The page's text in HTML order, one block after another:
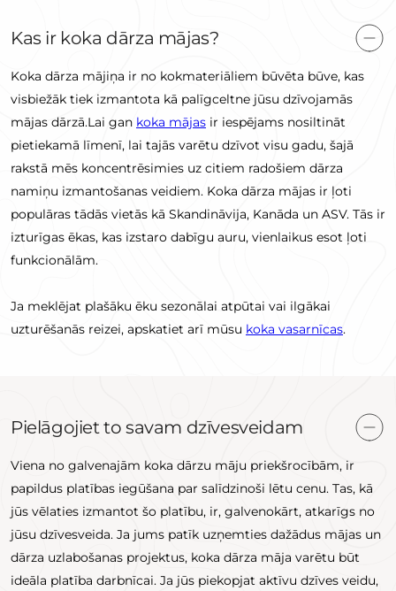
Kas ir koka dārza mājas?
Koka dārza mājiņa ir no kokmateriāliem būvēta būve, kas
visbiežāk tiek izmantota kā palīgceltne jūsu dzīvojamās
mājas dārzā.Lai gan koka mājas ir iespējams nosiltināt
pietiekamā līmenī, lai tajās varētu dzīvot visu gadu, šajā
rakstā mēs koncentrēsimies uz citiem radošiem dārza
namiņu izmantošanas veidiem. Koka dārza mājas ir ļoti
populāras tādās vietās kā Skandināvija, Kanāda un ASV. Tās ir
izturīgas ēkas, kas izstaro dabīgu auru, vienlaikus esot ļoti
funkcionālām.
Ja meklējat plašāku ēku sezonālai atpūtai vai ilgākai
uzturēšanās reizei, apskatiet arī mūsu koka vasarnīcas.
Pielāgojiet to savam dzīvesveidam
Viena no galvenajām koka dārzu māju priekšrocībām, ir
papildus platības iegūšana par salīdzinoši lētu cenu. Tas, kā
jūs vēlaties izmantot šo platību, ir, galvenokārt, atkarīgs no
jūsu dzīvesveida. Ja jums patīk uzņemties dažādus mājas un
dārza uzlabošanas projektus, koka dārza māja varētu būt
ideāla platība darbnīcai. Ja jūs piekopjat aktīvu dzīves veidu,